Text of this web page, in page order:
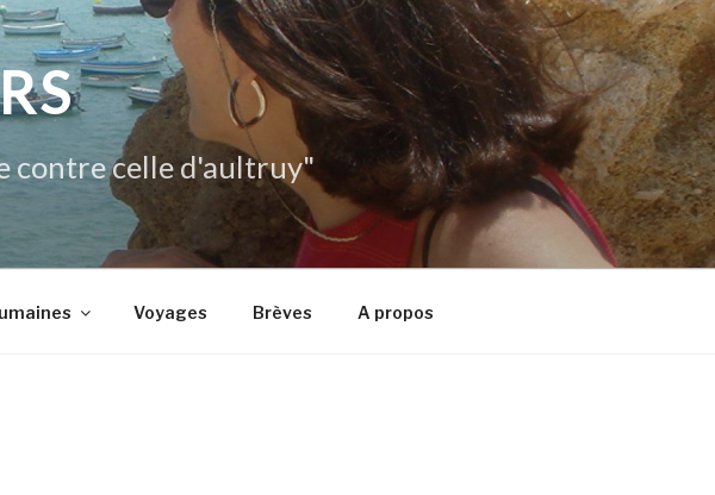
contre celle d'aultruy"
Voyages Brèves A propos